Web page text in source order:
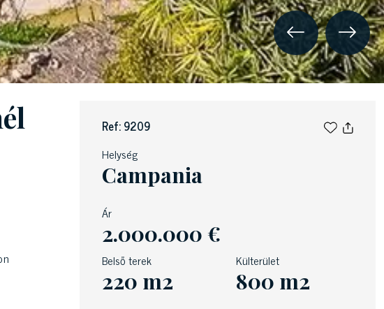
Ref: 9209
Helység
Campania
Ár
2.000.000 €
Belső terek
220 m2
Külterület
800 m2